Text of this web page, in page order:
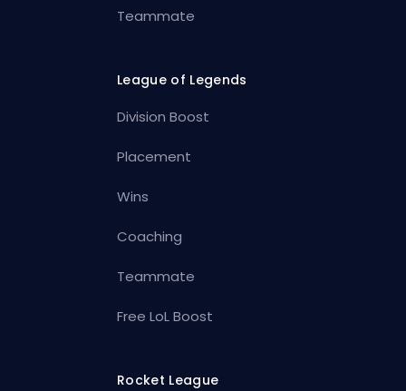
Teammate
League of Legends
Division Boost
Placement
Wins
Coaching
Teammate
Free LoL Boost
Rocket League